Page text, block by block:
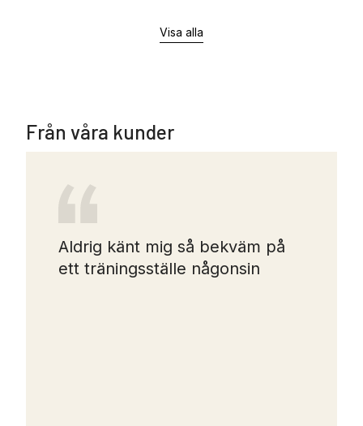
Visa alla
Från våra kunder
Aldrig känt mig så bekväm på
ett träningsställe någonsin